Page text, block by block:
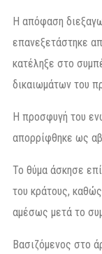
Η απόφαση
επανεξετάστηκε
κατέληξε στο
δικαιωμάτων του
Η προσφυγή του
απορρίφθηκε ως
Το θύμα άσκησε
του κράτους,
αμέσως μετά το
Βασιζόμενος στο